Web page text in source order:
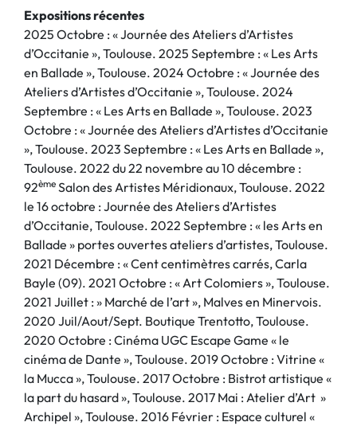
Expositions récentes
2025 Octobre : « Journée des Ateliers d’Artistes
d’Occitanie », Toulouse. 2025 Septembre : « Les Arts
en Ballade », Toulouse. 2024 Octobre : « Journée des
Ateliers d’Artistes d’Occitanie », Toulouse. 2024
Septembre : « Les Arts en Ballade », Toulouse. 2023
Octobre : « Journée des Ateliers d’Artistes d’Occitanie
», Toulouse. 2023 Septembre : « Les Arts en Ballade »,
Toulouse. 2022 du 22 novembre au 10 décembre :
92ème Salon des Artistes Méridionaux, Toulouse. 2022
le 16 octobre : Journée des Ateliers d’Artistes
d’Occitanie, Toulouse. 2022 Septembre : « les Arts en
Ballade » portes ouvertes ateliers d’artistes, Toulouse.
2021 Décembre : « Cent centimètres carrés, Carla
Bayle (09). 2021 Octobre : « Art Colomiers », Toulouse.
2021 Juillet : » Marché de l’art », Malves en Minervois.
2020 Juil/Aout/Sept. Boutique Trentotto, Toulouse.
2020 Octobre : Cinéma UGC Escape Game « le
cinéma de Dante », Toulouse. 2019 Octobre : Vitrine «
la Mucca », Toulouse. 2017 Octobre : Bistrot artistique «
la part du hasard », Toulouse. 2017 Mai : Atelier d’Art »
Archipel », Toulouse. 2016 Février : Espace culturel «